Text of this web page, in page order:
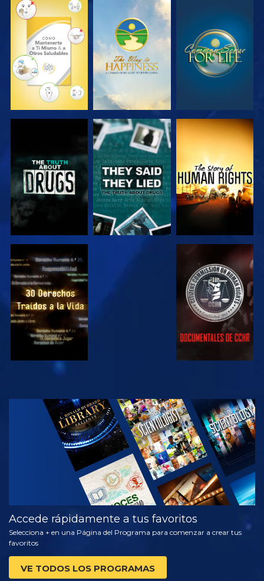
VE VE VE
VE VE
VE VE
VE
EXPLORA LAS
SERIES
Accede rápidamente a tus favoritos
Selecciona + en una Página del Programa para comenzar a crear tus
favoritos
VE TODOS LOS PROGRAMAS